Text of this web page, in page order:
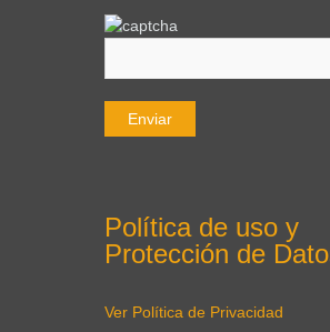
Política de uso y
Protección de
Ver Política de Privacidad